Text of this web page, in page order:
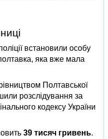
встановили особу
яка вже мала
Полтавської
розслідування за
кодексу України
39 тисяч гривень.